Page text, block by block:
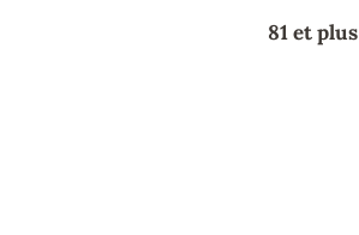
81 et plus